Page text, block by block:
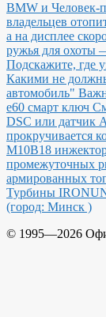
BMW и Человек-
владельцев
а на дисплее
ружья для охоты
Подскажите, где
Какими не
автомобиль"
е60 смарт ключ
DSC или датчик
прокручивается
М10В18
промежуточных
армированных
Турбины
(город: Минск )
© 1995—2026